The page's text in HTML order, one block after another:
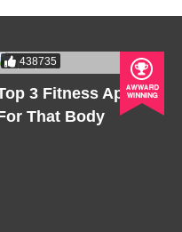
438735 05:05
3 Fitness Apps
That Body